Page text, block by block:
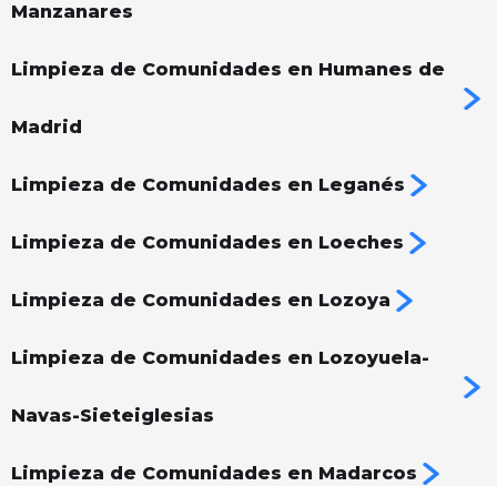
Manzanares
Limpieza de Comunidades en Humanes de
Madrid
Limpieza de Comunidades en Leganés
Limpieza de Comunidades en Loeches
Limpieza de Comunidades en Lozoya
Limpieza de Comunidades en Lozoyuela-
Navas-Sieteiglesias
Limpieza de Comunidades en Madarcos